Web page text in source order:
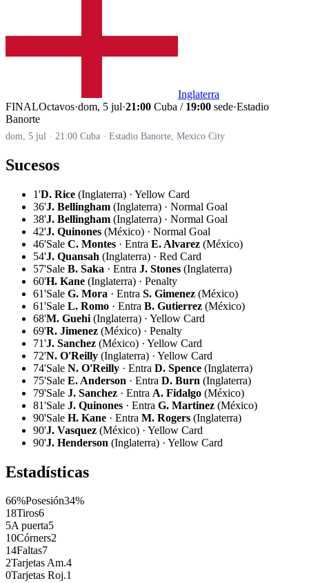
Inglaterra
FINALOctavos·dom, 5 jul·21:00 Cuba / 19:00 sede·Estadio
Banorte
dom, 5 jul · 21:00 Cuba · Estadio Banorte, Mexico City
Sucesos
1'D. Rice (Inglaterra) · Yellow Card
36'J. Bellingham (Inglaterra) · Normal Goal
38'J. Bellingham (Inglaterra) · Normal Goal
42'J. Quinones (México) · Normal Goal
46'Sale C. Montes · Entra E. Alvarez (México)
54'J. Quansah (Inglaterra) · Red Card
57'Sale B. Saka · Entra J. Stones (Inglaterra)
60'H. Kane (Inglaterra) · Penalty
61'Sale G. Mora · Entra S. Gimenez (México)
61'Sale L. Romo · Entra B. Gutierrez (México)
68'M. Guehi (Inglaterra) · Yellow Card
69'R. Jimenez (México) · Penalty
71'J. Sanchez (México) · Yellow Card
72'N. O'Reilly (Inglaterra) · Yellow Card
74'Sale N. O'Reilly · Entra D. Spence (Inglaterra)
75'Sale E. Anderson · Entra D. Burn (Inglaterra)
79'Sale J. Sanchez · Entra A. Fidalgo (México)
81'Sale J. Quinones · Entra G. Martinez (México)
90'Sale H. Kane · Entra M. Rogers (Inglaterra)
90'J. Vasquez (México) · Yellow Card
90'J. Henderson (Inglaterra) · Yellow Card
Estadísticas
66%Posesión34%
18Tiros6
5A puerta5
10Córners2
14Faltas7
2Tarjetas Am.4
0Tarjetas Roj.1